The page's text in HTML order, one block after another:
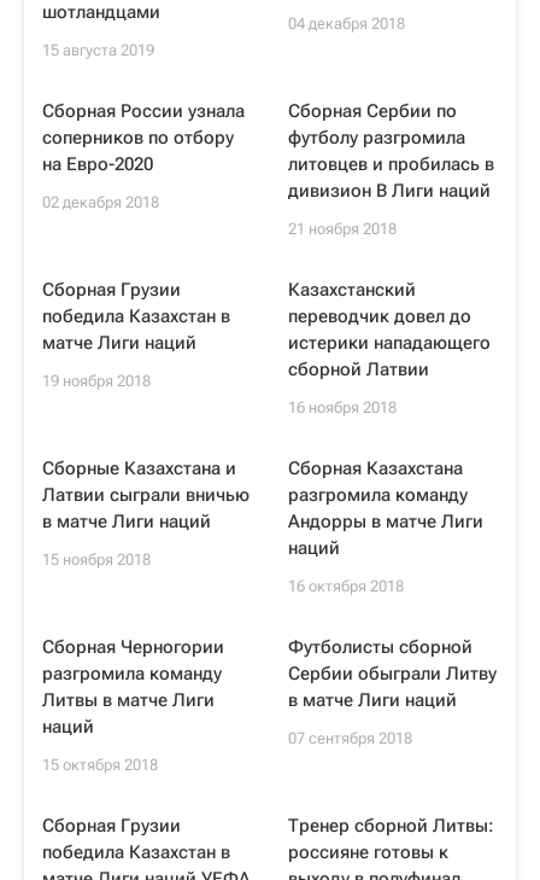
шотландцами
15 августа 2019
04 декабря 2018
Сборная России узнала
соперников по отбору
на Евро-2020
02 декабря 2018
Сборная Сербии по
футболу разгромила
литовцев и пробилась в
дивизион В Лиги наций
21 ноября 2018
Сборная Грузии
победила Казахстан в
матче Лиги наций
19 ноября 2018
Казахстанский
переводчик довел до
истерики нападающего
сборной Латвии
16 ноября 2018
Сборные Казахстана и
Латвии сыграли вничью
в матче Лиги наций
15 ноября 2018
Сборная Казахстана
разгромила команду
Андорры в матче Лиги
наций
16 октября 2018
Сборная Черногории
разгромила команду
Литвы в матче Лиги
наций
15 октября 2018
Футболисты сборной
Сербии обыграли Литву
в матче Лиги наций
07 сентября 2018
Сборная Грузии
победила Казахстан в
Тренер сборной Литвы:
россияне готовы к